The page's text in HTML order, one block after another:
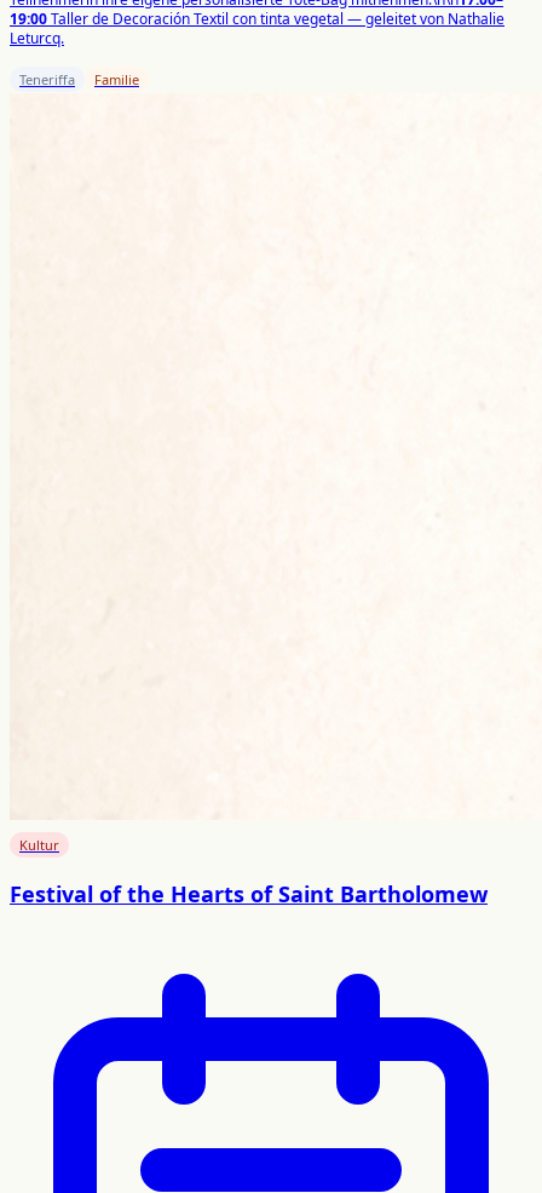
19:00Taller de Decoración Textil con tinta vegetal — geleitet von Nathalie
Leturcq.
Teneriffa Familie
Kultur
Festival of the Hearts of Saint Bartholomew